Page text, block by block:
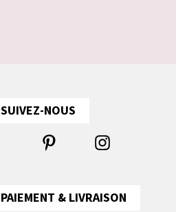
SUIVEZ-NOUS
PAIEMENT & LIVRAISON